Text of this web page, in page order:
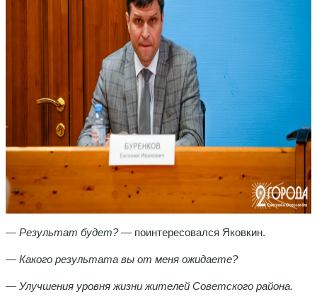
— Результат будет?— поинтересовался Яковкин.
— Какого результата вы от меня ожидаете?
— Улучшения уровня жизни жителей Советского района.